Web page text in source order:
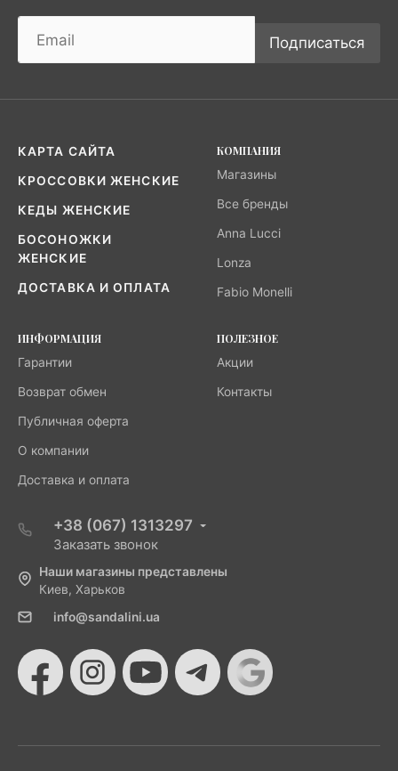
Подписаться
КАРТА САЙТА
КРОССОВКИ ЖЕНСКИЕ
КЕДЫ ЖЕНСКИЕ
БОСОНОЖКИ
ЖЕНСКИЕ
ДОСТАВКА И ОПЛАТА
КОМПАНИЯ
Магазины
Все бренды
Anna Lucci
Lonza
Fabio Monelli
ИНФОРМАЦИЯ
Гарантии
Возврат обмен
Публичная оферта
О компании
Доставка и оплата
ПОЛЕЗНОЕ
Акции
Контакты
+38 (067) 1313297
Заказать звонок
Наши магазины представлены
Киев, Харьков
info@sandalini.ua